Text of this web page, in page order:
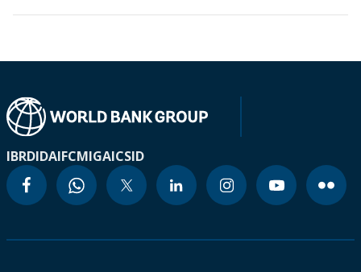
IBRDIDAIFCMIGAICSID